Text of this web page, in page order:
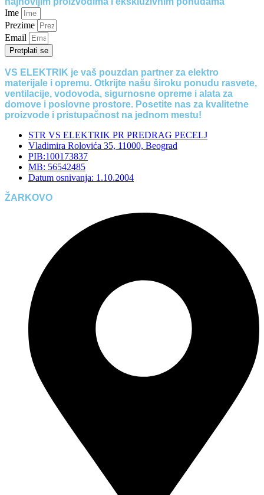
Ime
Prezime
Email
Pretplati se
VS ELEKTRIK je vaš pouzdan partner za elektro
materijale i opremu. Otkrijte našu široku ponudu rasvete,
ventilacije, vodovoda, sigurnosne opreme i alata za
domove i poslovne prostore. Posetite nas za kvalitetne
proizvode i pristupačnost na jednom mestu!
STR VS ELEKTRIK PR PREDRAG PECELJ
Vladimira Rolovića 35, 11000, Beograd
PIB:100173837
MB: 56542485
Datum osnivanja: 1.10.2004
ŽARKOVO